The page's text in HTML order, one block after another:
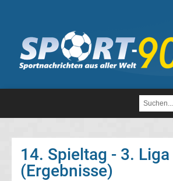
Fußball
Bundesliga
3.
14. Spieltag - 3.
(Ergebnisse)